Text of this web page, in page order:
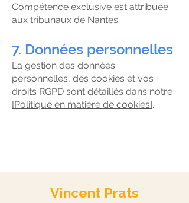
Compétence exclusive est attribuée
aux tribunaux de Nantes.
7. Données personnelles
La gestion des données
personnelles, des cookies et vos
droits RGPD sont détaillés dans notre
[Politique en matière de cookies].
Vincent Prats